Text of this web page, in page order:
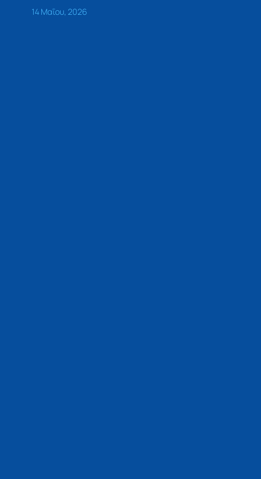
14 Μαΐου, 2026